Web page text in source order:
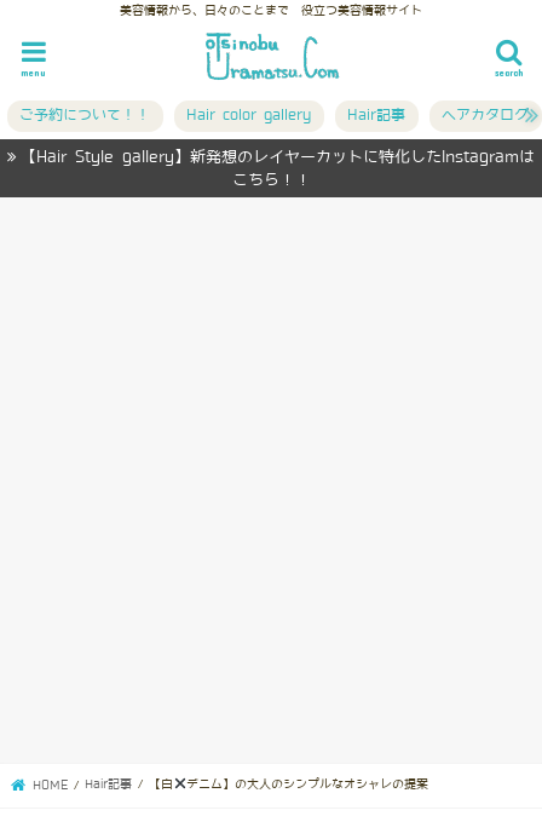
美容情報から、日々のことまで 役立つ美容情報サイト
search
menu
ご予約について！！ Hair color gallery Hair記事 ヘアカタログ
【Hair Style gallery】新発想のレイヤーカットに特化したInstagramは
こちら！！
HOME Hair記事 【白 デニム】の大人のシンプルなオシャレの提案